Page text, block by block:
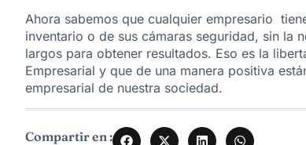
Ahora sabemos que cualquier empresario
inventario o de sus cámaras seguridad, sin la
largos para obtener resultados. Eso es la
Empresarial y que de una manera positiva
empresarial de nuestra sociedad.
Compartir en :